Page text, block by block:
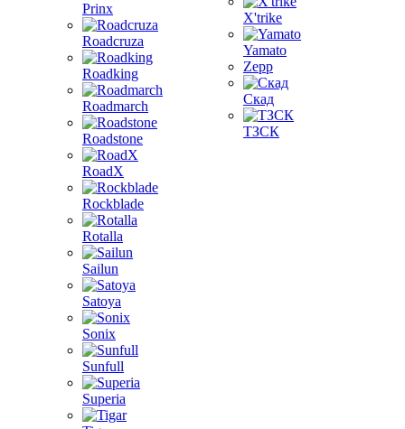
Prinx
Roadcruza
Roadking
Roadmarch
Roadstone
RoadX
Rockblade
Rotalla
Sailun
Satoya
Sonix
Sunfull
Superia
X'trike
Yamato
Zepp
Скад
ТЗСК